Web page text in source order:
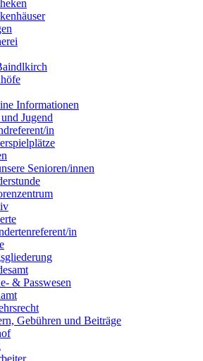
Informationen
Jugend
in
Senioren/innen
in
& Passwesen
Gebühren und Beiträge